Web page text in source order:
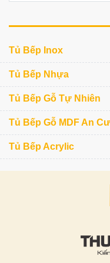
Tủ Bếp Inox
Tủ Bếp Nhựa
Tủ Bếp Gỗ Tự Nhiên
Tủ Bếp Gỗ MDF An
Tủ Bếp Acrylic